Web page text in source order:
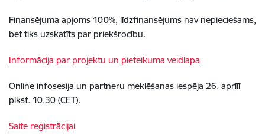
Finansējuma apjoms 100%, līdzfinansējums nav nepieciešams,
bet tiks uzskatīts par priekšrocību.
Informācija par projektu un pieteikuma veidlapa
Online infosesija un partneru meklēšanas iespēja 26. aprīlī
plkst. 10.30 (CET).
Saite reģistrācijai